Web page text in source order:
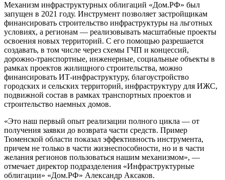
Механизм инфраструктурных облигаций «Дом.РФ» был
запущен в 2021 году. Инструмент позволяет застройщикам
финансировать строительство инфраструктуры на льготных
условиях, а регионам — реализовывать масштабные проекты
освоения новых территорий. С его помощью разрешается
создавать, в том числе через схемы ГЧП и концессий,
дорожно-транспортные, инженерные, социальные объекты в
рамках проектов жилищного строительства, можно
финансировать ИТ-инфраструктуру, благоустройство
городских и сельских территорий, инфраструктуру для ИЖС,
подвижной состав в рамках транспортных проектов и
строительство наемных домов.
«Это наш первый опыт реализации полного цикла — от
получения заявки до возврата части средств. Пример
Тюменской области показал эффективность инструмента,
причем не только в части жизнеспособности, но и в части
желания регионов пользоваться нашим механизмом», —
отмечает директор подразделения «Инфраструктурные
облигации» «Дом.РФ» Александр Аксаков.